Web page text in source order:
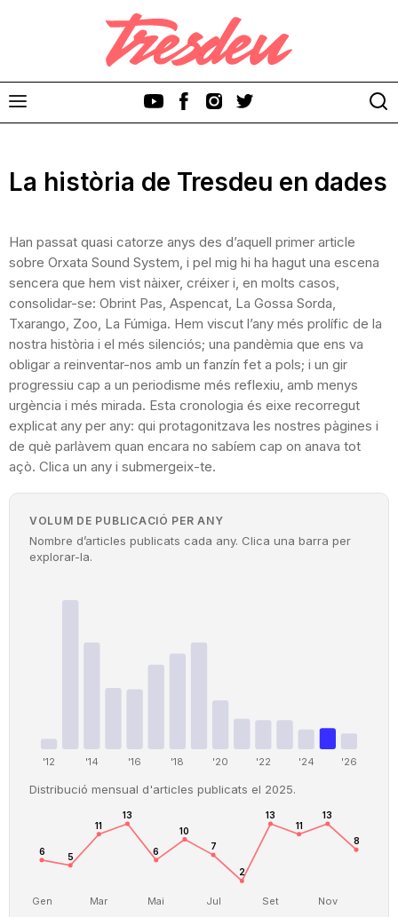
Discos
Videoclips
Cinema i Televisió
Festivals
Teatre
Internet
Llocs
La història de Tresdeu en dades
Han passat quasi catorze anys des d’aquell primer article
sobre Orxata Sound System, i pel mig hi ha hagut una escena
sencera que hem vist nàixer, créixer i, en molts casos,
consolidar-se: Obrint Pas, Aspencat, La Gossa Sorda,
Txarango, Zoo, La Fúmiga. Hem viscut l’any més prolífic de la
nostra història i el més silenciós; una pandèmia que ens va
obligar a reinventar-nos amb un fanzín fet a pols; i un gir
progressiu cap a un periodisme més reflexiu, amb menys
urgència i més mirada. Esta cronologia és eixe recorregut
explicat any per any: qui protagonitzava les nostres pàgines i
de què parlàvem quan encara no sabíem cap on anava tot
açò. Clica un any i submergeix-te.
VOLUM DE PUBLICACIÓ PER ANY
Nombre d’articles publicats cada any. Clica una barra per
explorar-la.
'12 '14 '16 '18 '20 '22 '24 '26
Distribució mensual d'articles publicats el 2025.
6 5
11
13
6
10
7
2
13
11
13
8
Gen Mar Mai Jul Set Nov